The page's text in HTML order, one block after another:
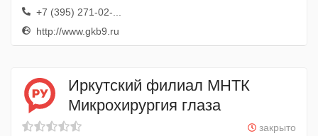
+7 (395) 271-02-...
http://www.gkb9.ru
Иркутский филиал МНТК
Микрохирургия глаза
закрыто